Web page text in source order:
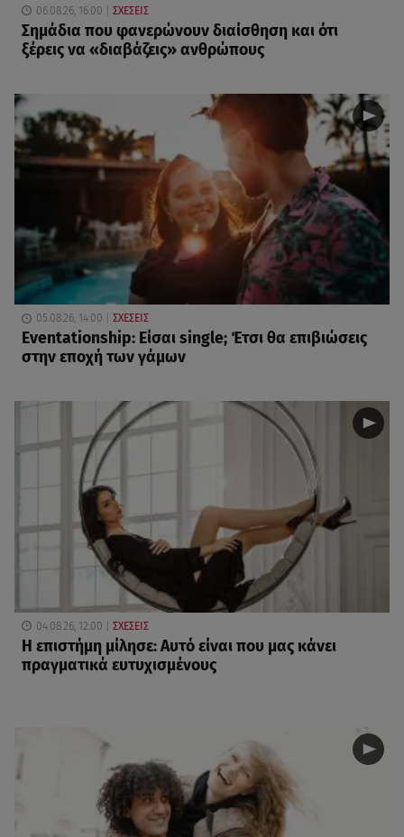
06.08.26, 16:00 ΣΧΕΣΕΙΣ
Σημάδια που φανερώνουν διαίσθηση και ότι
ξέρεις να «διαβάζεις» ανθρώπους
05.08.26, 14:00 ΣΧΕΣΕΙΣ
Eventationship: Είσαι single; Έτσι θα επιβιώσεις
στην εποχή των γάμων
04.08.26, 12:00 ΣΧΕΣΕΙΣ
Η επιστήμη μίλησε: Αυτό είναι που μας κάνει
πραγματικά ευτυχισμένους